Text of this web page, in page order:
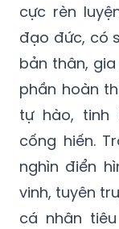
cực rèn
đạo đức, có
bản thân,
phần hoàn
tự hào, tinh
cống hiến.
nghìn điển
vinh, tuyên
cá nhân